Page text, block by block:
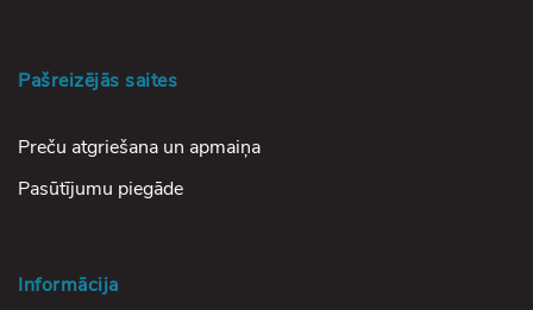
Pašreizējās saites
Preču atgriešana un apmaiņa
Pasūtījumu piegāde
Informācija